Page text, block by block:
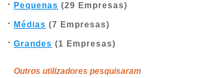
Pequenas (29 Empresas)
Médias (7 Empresas)
Grandes (1 Empresas)
Outros utilizadores pesquisaram